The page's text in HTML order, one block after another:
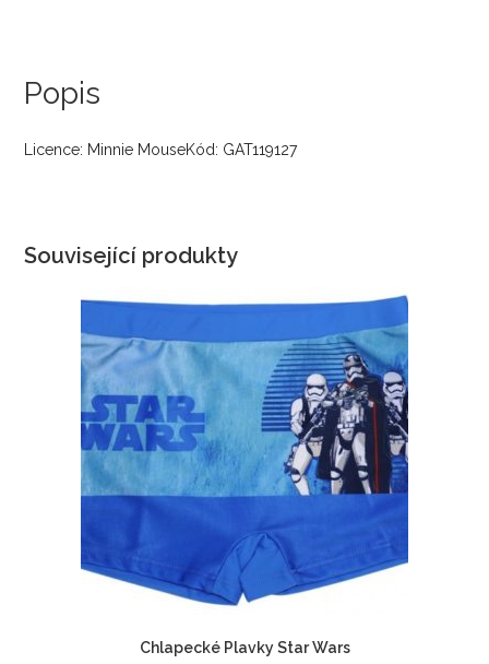
Popis
Licence: Minnie MouseKód: GAT119127
Související produkty
Chlapecké Plavky Star Wars